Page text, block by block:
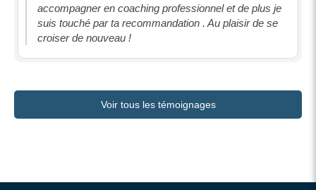
accompagner en coaching professionnel et de plus je
suis touché par ta recommandation . Au plaisir de se
croiser de nouveau !
Voir tous les témoignages